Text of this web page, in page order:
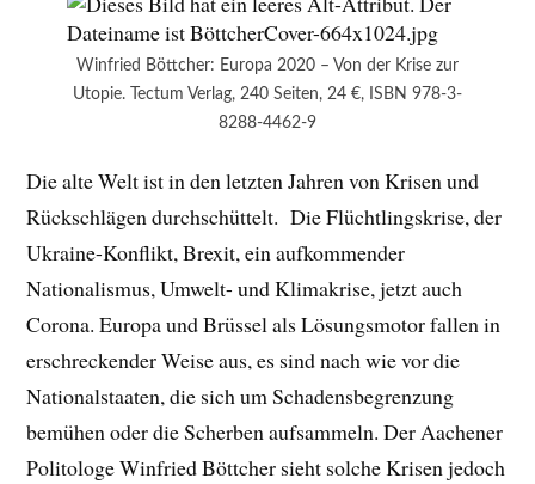
Winfried Böttcher: Europa 2020 – Von der Krise zur
Utopie. Tectum Verlag, 240 Seiten, 24 €, ISBN 978-3-
8288-4462-9
Die alte Welt ist in den letzten Jahren von Krisen und
Rückschlägen durchschüttelt. Die Flüchtlingskrise, der
Ukraine-Konflikt, Brexit, ein aufkommender
Nationalismus, Umwelt- und Klimakrise, jetzt auch
Corona. Europa und Brüssel als Lösungsmotor fallen in
erschreckender Weise aus, es sind nach wie vor die
Nationalstaaten, die sich um Schadensbegrenzung
bemühen oder die Scherben aufsammeln. Der Aachener
Politologe Winfried Böttcher sieht solche Krisen jedoch